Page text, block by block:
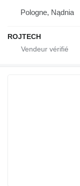
Pologne, Nądnia
ROJTECH